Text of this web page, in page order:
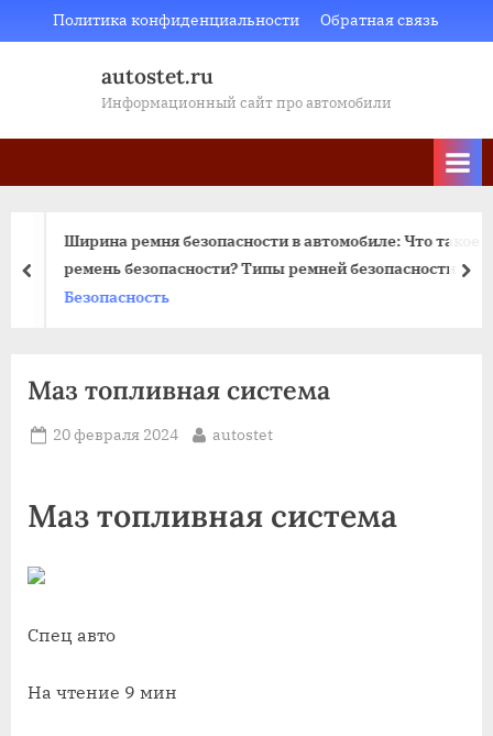
to
Политика конфиденциальности Обратная связь
autostet.ru
Информационный сайт про автомобили
Ширина ремня безопасности в автомобиле: Что такое
ремень безопасности? Типы ремней безопасности
Безопасность
пред
Маз топливная система
Posted
20 февраля 2024 By
autostet
Маз топливная система
Спец авто
На чтение 9 мин